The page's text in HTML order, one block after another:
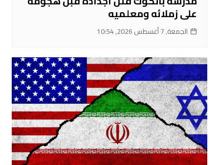
على زملائه ومعلميه
الجمعة, 7 أغسطس 2026, 10:54